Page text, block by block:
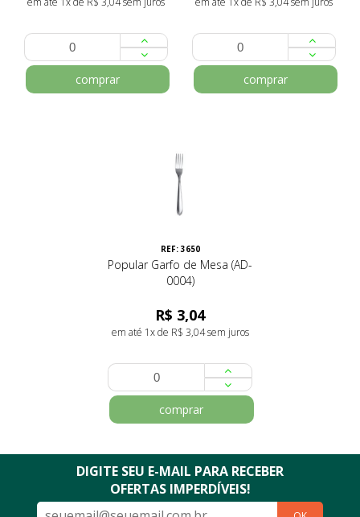
comprar comprar
REF: 3650
Popular Garfo de Mesa (AD-
0004)
R$ 3,04
em até 1x de R$ 3,04 sem juros
comprar
DIGITE SEU E-MAIL PARA RECEBER
OFERTAS IMPERDÍVEIS!